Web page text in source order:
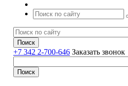
+7 342 2-700-646 Заказать звонок